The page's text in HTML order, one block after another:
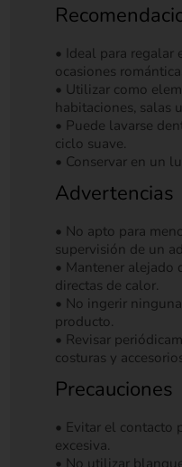
• Ideal para regalar
ocasiones
• Utilizar como
habitaciones, salas
• Puede lavarse
ciclo suave.
• Conservar en un
Advertencias
• No apto para
supervisión de un
• Mantener alejado
directas de calor.
• No ingerir
producto.
• Revisar
costuras y
Precauciones
• Evitar el contacto
excesiva.
• No utilizar